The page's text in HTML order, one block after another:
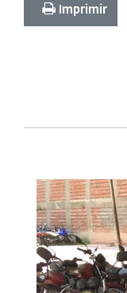
Imprimir